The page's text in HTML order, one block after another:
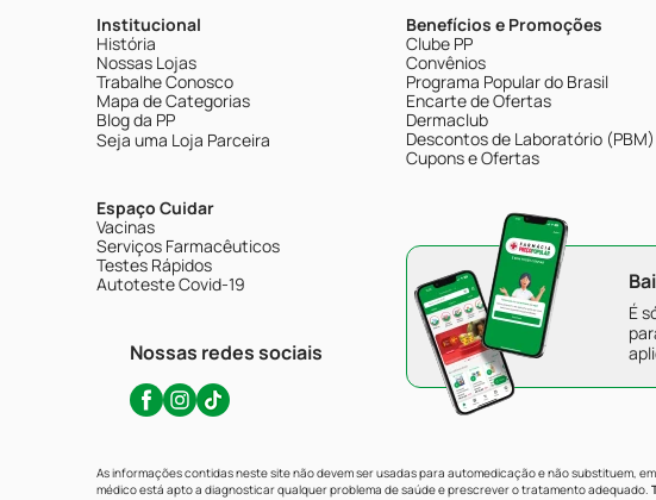
Institucional
História
Nossas Lojas
Trabalhe Conosco
Mapa de Categorias
Blog da PP
Seja uma Loja Parceira
Espaço Cuidar
Vacinas
Serviços Farmacêuticos
Testes Rápidos
Autoteste Covid-19
Nossas redes sociais
Benefícios e Promoções
Clube PP
Convênios
Programa Popular do Brasil
Encarte de Ofertas
Dermaclub
Descontos de Laboratório (PBM)
Cupons e Ofertas
É
As informações contidas neste site não devem ser usadas para automedicação e não substituem,
médico está apto a diagnosticar qualquer problema de saúde e prescrever o tratamento adequado.